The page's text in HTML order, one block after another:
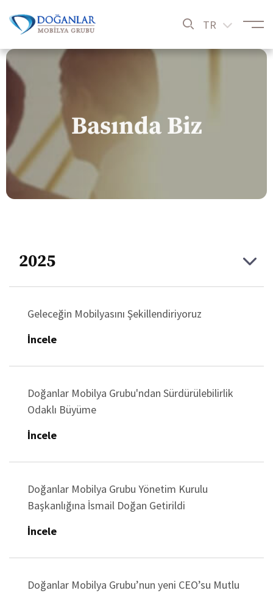
TR
Basında Biz
2025
Geleceğin Mobilyasını Şekillendiriyoruz
İncele
Doğanlar Mobilya Grubu'ndan Sürdürülebilirlik
Odaklı Büyüme
İncele
Doğanlar Mobilya Grubu Yönetim Kurulu
Başkanlığına İsmail Doğan Getirildi
İncele
Doğanlar Mobilya Grubu’nun yeni CEO’su Mutlu